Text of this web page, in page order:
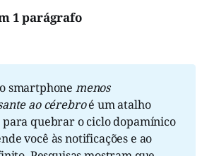
1 parágrafo
smartphone menos
ao cérebroé um atalho
para quebrar o ciclo dopamínico
você às notificações e ao